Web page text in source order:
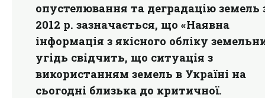
опустелювання та деградацію земель
2012 р. зазначається, що «Наявна
інформація з якісного обліку
угідь свідчить, що ситуація з
використанням земель в Україні на
сьогодні близька до критичної.